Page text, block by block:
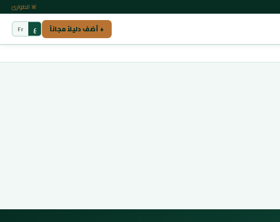
🚨 الطوارئ
+ أضف دليلاً مجاناً ع Fr